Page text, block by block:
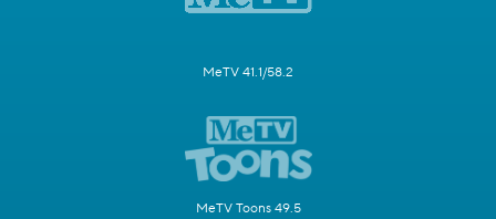
MeTV 41.1/58.2
MeTV Toons 49.5